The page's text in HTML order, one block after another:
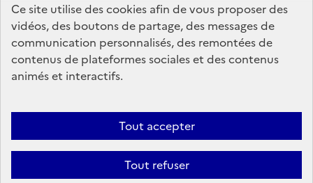
Ce site utilise des cookies afin de vous proposer des
vidéos, des boutons de partage, des messages de
communication personnalisés, des remontées de
contenus de plateformes sociales et des contenus
animés et interactifs.
Tout accepter
Tout refuser
MINISTÈRE
DE LA CULTURE
data.gouv.fr